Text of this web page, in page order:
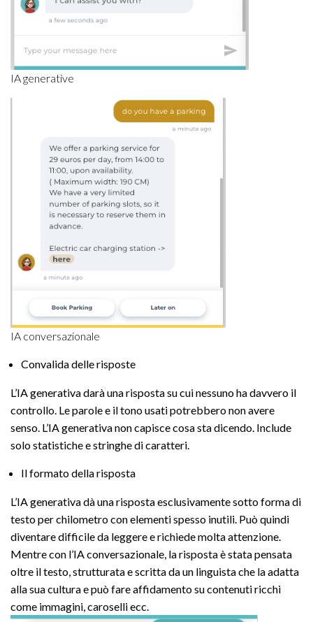
IA generative
IA conversazionale
Convalida delle risposte
L’IA generativa darà una risposta su cui nessuno ha davvero il
controllo. Le parole e il tono usati potrebbero non avere
senso. L’IA generativa non capisce cosa sta dicendo. Include
solo statistiche e stringhe di caratteri.
Il formato della risposta
L’IA generativa dà una risposta esclusivamente sotto forma di
testo per chilometro con elementi spesso inutili. Può quindi
diventare difficile da leggere e richiede molta attenzione.
Mentre con l’IA conversazionale, la risposta è stata pensata
oltre il testo, strutturata e scritta da un linguista che la adatta
alla sua cultura e può fare affidamento su contenuti ricchi
come immagini, caroselli ecc.